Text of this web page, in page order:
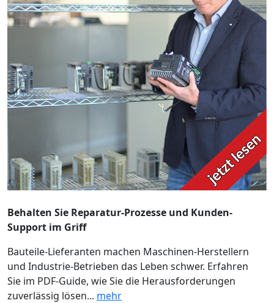
Behalten Sie Reparatur-Prozesse und Kunden-
Support im Griff
Bauteile-Lieferanten machen Maschinen-Herstellern
und Industrie-Betrieben das Leben schwer. Erfahren
Sie im PDF-Guide, wie Sie die Herausforderungen
zuverlässig lösen... mehr